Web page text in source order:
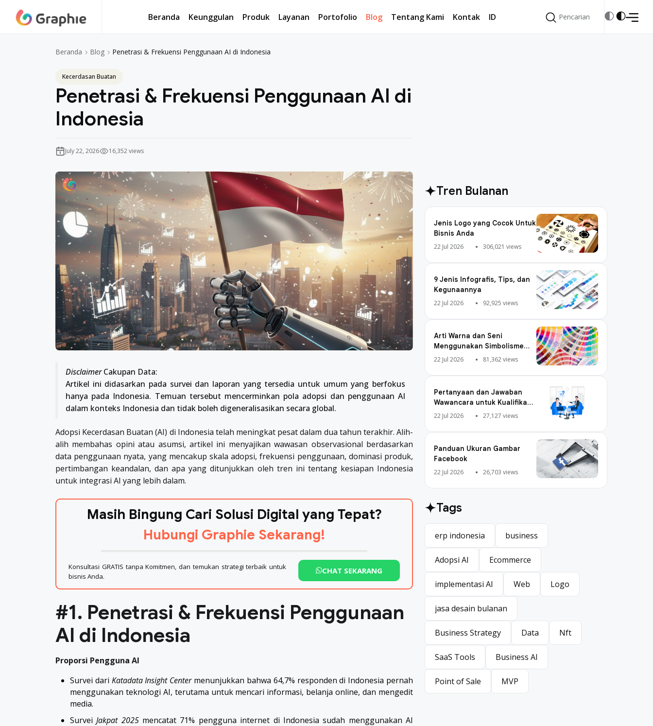
Beranda
Keunggulan
Produk
Layanan
Portofolio
Blog
Tentang Kami
Kontak
ID
Pencarian
Beranda Blog Penetrasi & Frekuensi Penggunaan AI di Indonesia
Kecerdasan Buatan
Penetrasi & Frekuensi Penggunaan AI di
Indonesia
July 22, 2026 16,352 views
DisclaimerCakupan Data:
Artikel ini didasarkan pada survei dan laporan yang tersedia untuk umum yang berfokus
hanya pada Indonesia. Temuan tersebut mencerminkan pola adopsi dan penggunaan AI
dalam konteks Indonesia dan tidak boleh digeneralisasikan secara global.
Adopsi Kecerdasan Buatan (AI) di Indonesia telah meningkat pesat dalam dua tahun terakhir. Alih-
alih membahas opini atau asumsi, artikel ini menyajikan wawasan observasional berdasarkan
data penggunaan nyata, yang mencakup skala adopsi, frekuensi penggunaan, dominasi produk,
pertimbangan keandalan, dan apa yang ditunjukkan oleh tren ini tentang kesiapan Indonesia
untuk integrasi AI yang lebih dalam.
Masih Bingung Cari Solusi Digital yang Tepat?
Hubungi Graphie Sekarang!
Konsultasi GRATIS tanpa Komitmen, dan temukan strategi terbaik untuk
bisnis Anda.
CHAT SEKARANG
#1. Penetrasi & Frekuensi Penggunaan
AI di Indonesia
Proporsi Pengguna AI
Survei dari Katadata Insight Centermenunjukkan bahwa 64,7% responden di Indonesia pernah
menggunakan teknologi AI, terutama untuk mencari informasi, belanja online, dan mengedit
media.
SurveiJakpat 2025mencatat 71% pengguna internet di Indonesia sudah menggunakan AI
Tren Bulanan
Jenis Logo yang Cocok Untuk
Bisnis Anda
22 Jul 2026 306,021 views
9 Jenis Infografis, Tips, dan
Kegunaannya
22 Jul 2026 92,925 views
Arti Warna dan Seni
Menggunakan Simbolisme
Warna
22 Jul 2026 81,362 views
Pertanyaan dan Jawaban
Wawancara untuk Kualifikasi
Digital Marketing
22 Jul 2026 27,127 views
Panduan Ukuran Gambar
Facebook
22 Jul 2026 26,703 views
Tags
erp indonesia
erp indonesia
business
business
Adopsi AI
Adopsi AI
Ecommerce
Ecommerce
implementasi AI
implementasi AI
Web
Web
Logo
Logo
jasa desain bulanan
jasa desain bulanan
Business Strategy
Business Strategy
Data
Data
Nft
Nft
SaaS Tools
SaaS Tools
Business AI
Business AI
Point of Sale
Point of Sale
MVP
MVP